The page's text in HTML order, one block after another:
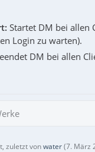
Startet DM bei allen
Login zu warten).
DM bei allen
zuletzt vonwater(7. März